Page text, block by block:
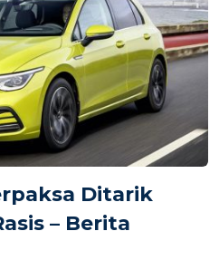
Ditarik
– Berita